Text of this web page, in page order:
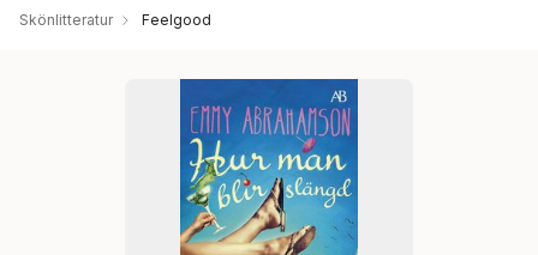
Skönlitteratur Feelgood